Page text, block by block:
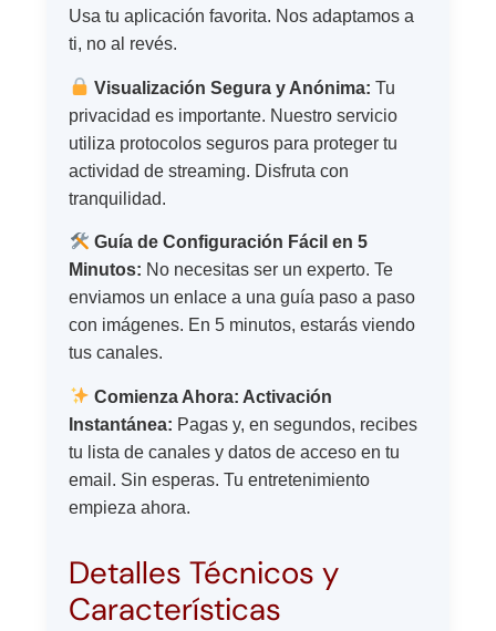
Usa tu aplicación favorita. Nos adaptamos a
ti, no al revés.
Visualización Segura y Anónima: Tu
privacidad es importante. Nuestro servicio
utiliza protocolos seguros para proteger tu
actividad de streaming. Disfruta con
tranquilidad.
Guía de Configuración Fácil en 5
Minutos: No necesitas ser un experto. Te
enviamos un enlace a una guía paso a paso
con imágenes. En 5 minutos, estarás viendo
tus canales.
Comienza Ahora: Activación
Instantánea: Pagas y, en segundos, recibes
tu lista de canales y datos de acceso en tu
email. Sin esperas. Tu entretenimiento
empieza ahora.
Detalles Técnicos y
Características